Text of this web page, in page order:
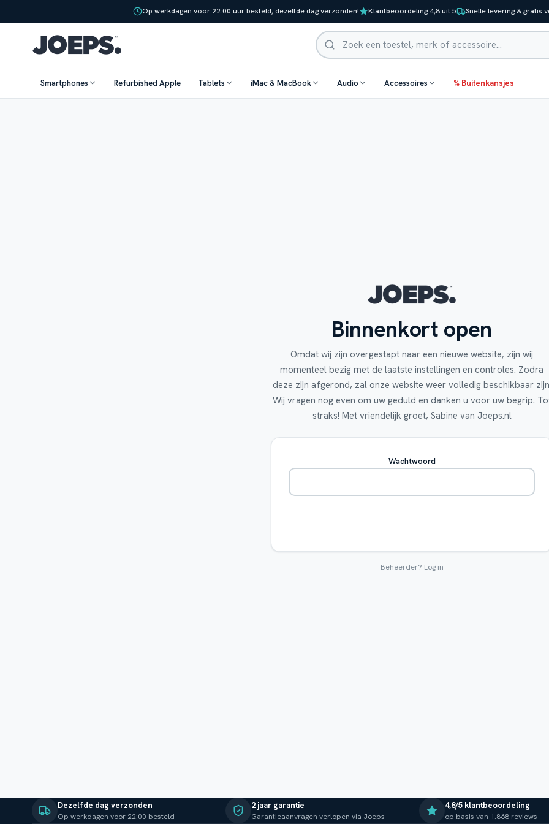
Op werkdagen voor 22:00 uur besteld, dezelfde dag verzonden! Klantbeoordeling 4,8 uit 5 Snelle levering & gratis
Zoeken
Smartphones Refurbished Apple Tablets iMac & MacBook Audio Accessoires % Buitenkansjes
Binnenkort open
Omdat wij zijn overgestapt naar een nieuwe website, zijn wij
momenteel bezig met de laatste instellingen en controles. Zodra
deze zijn afgerond, zal onze website weer volledig beschikbaar
Wij vragen nog even om uw geduld en danken u voor uw begrip.
straks! Met vriendelijk groet, Sabine van Joeps.nl
Wachtwoord
Beheerder? Log in
Dezelfde dag verzonden
Op werkdagen voor 22:00 besteld
2 jaar garantie
Garantieaanvragen verlopen via Joeps
4,8/5 klantbeoordeling
op basis van 1.868 reviews